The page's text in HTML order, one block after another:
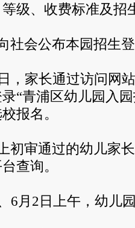
级、收费标准及招
会公布本园招生
家长通过访问网
“青浦区幼儿园入
报名。
审通过的幼儿家长
查询。
月2日上午，幼儿